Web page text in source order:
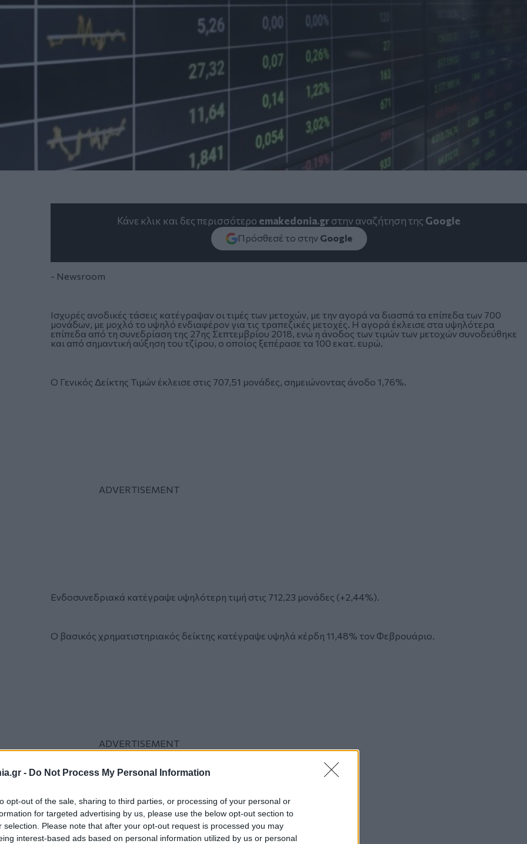
- Do Not Process My Personal Information
opt-out of the sale, sharing to third parties, or processing of your personal or
for targeted advertising by us, please use the below opt-out section to
selection. Please note that after your opt-out request is processed you may
interest-based ads based on personal information utilized by us or personal
Κάνε κλικ και δες περισσότερο emakedonia.grστην αναζήτηση της Google
Πρόσθεσέ το στην Google
- Newsroom
Ισχυρές ανοδικές τάσεις κατέγραψαν οι τιμές των μετοχών, με την αγορά να διασπά τα επίπεδα των 700
μονάδων, με μοχλό το υψηλό ενδιαφέρον για τις τραπεζικές μετοχές. Η αγορά έκλεισε στα υψηλότερα
επίπεδα από τη συνεδρίαση της 27ης Σεπτεμβρίου 2018, ενώ η άνοδος των τιμών των μετοχών συνοδεύθηκε
και από σημαντική αύξηση του τζίρου, ο οποίος ξεπέρασε τα 100 εκατ. ευρώ.
O Γενικός Δείκτης Τιμών έκλεισε στις 707,51 μονάδες, σημειώνοντας άνοδο 1,76%.
Ενδοσυνεδριακά κατέγραψε υψηλότερη τιμή στις 712,23 μονάδες (+2,44%).
Ο βασικός χρηματιστηριακός δείκτης κατέγραψε υψηλά κέρδη 11,48% τον Φεβρουάριο.